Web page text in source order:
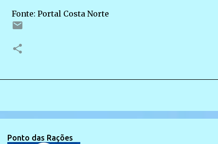
Fonte: Portal Costa Norte
Ponto das Rações